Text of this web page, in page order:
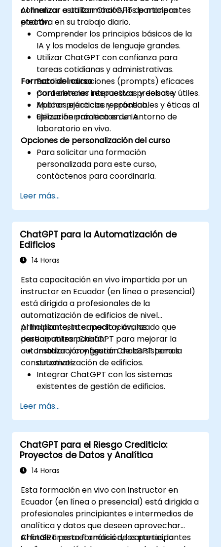
comenzar a utilizar ChatGPT de manera
efectiva en su trabajo diario.
Al finalizar esta formación, los participantes
podrán:
Comprender los principios básicos de la
IA y los modelos de lenguaje grandes.
Utilizar ChatGPT con confianza para
tareas cotidianas y administrativas.
Escribir indicaciones (prompts) eficaces
para obtener respuestas precisas y útiles.
Aplicar prácticas responsables y éticas al
utilizar herramientas de IA.
Formato del curso
Conferencias interactivas y debate.
Muchas ejercicios y práctica.
Ejecución práctica en un entorno de
laboratorio en vivo.
Opciones de personalización del curso
Para solicitar una formación
personalizada para este curso,
contáctenos para coordinarla.
Leer más...
ChatGPT para la Automatización de
Edificios
14 Horas
Esta capacitación en vivo impartida por un
instructor en Ecuador (en línea o presencial)
está dirigida a profesionales de la
automatización de edificios de nivel
principiante, intermedio y avanzado que
desean utilizar ChatGPT para mejorar la
automatización y gestión de los sistemas
constructivos.
Al finalizar esta capacitación, los
participantes podrán:
Instalar y configurar ChatGPT para la
automatización de edificios.
Integrar ChatGPT con los sistemas
existentes de gestión de edificios.
HVAC (calefacción, ventilación y aire
acondicionado) y sistemas de seguridad
contra incendios utilizando ChatGPT.
Desarrollar e implementar scripts
personalizados de automatización.
Monitorear y gestionar los sistemas del
inteligencia artificial.
Leer más...
ChatGPT para el Riesgo Crediticio:
Proyectos de Datos y Analítica
14 Horas
Esta formación en vivo con instructor en
Ecuador (en línea o presencial) está dirigida a
profesionales principiantes e intermedios de
analítica y datos que deseen aprovechar
ChatGPT para el análisis de carteras, la
Al finalizar esta formación, los participantes